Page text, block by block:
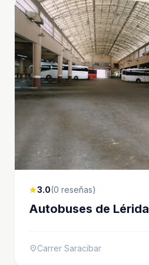
star3.0(0 reseñas)
Autobuses de Lérida
location_onCarrer Saracibar